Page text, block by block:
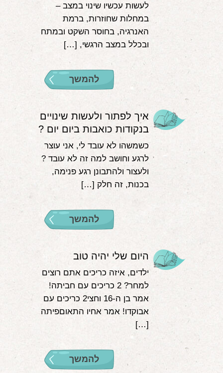
לעשות עכשיו שינוי במצב –
במחלות שחוזרות, ברמת
האנרגיה, בחוסר השקט ובמתח
ובכלל במצב הרגשי, […]
להמשך
איך לפתור ולעשות שינויים
בנקודות כואבות ביום יום ?
כשמשהו לא עובד לי, אני עוצר
לרגע וחושב למה זה לא עובד ?
ולעצור ולהתבונן רגע פנימה,
בכנות, זה חלק […]
להמשך
היום שלי יהיה טוב
ילדים, איזה כריכים אתם רוצים
למחר? 2 כריכים עם חביתה!
אמר בן ה-16 וחצי2 כריכים עם
אבוקדו! אמר אחיו התאוםפיתה
[…]
להמשך